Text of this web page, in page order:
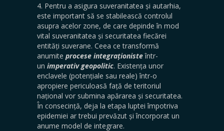
4. Pentru a asigura suveranitatea și autarhia,
este important să se stabilească controlul
asupra acelor zone, de care depinde în mod
vital suveranitatea și securitatea fiecărei
entități suverane. Ceea ce transformă
anumite procese integraționisteîntr-
un imperativ geopolitic. Existența unor
enclavele (potențiale sau reale) într-o
apropiere periculoasă față de teritoriul
național vor submina apărarea și securitatea.
În consecință, deja la etapa luptei împotriva
epidemiei ar trebui prevăzut și încorporat un
anume model de integrare.